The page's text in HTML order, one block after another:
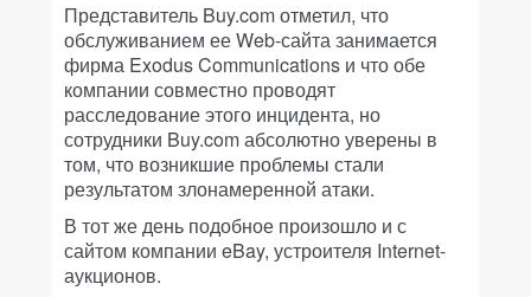
Представитель Buy.com отметил, что
обслуживанием ее Web-сайта занимается
фирма Exodus Communications и что обе
компании совместно проводят
расследование этого инцидента, но
сотрудники Buy.com абсолютно уверены в
том, что возникшие проблемы стали
результатом злонамеренной атаки.
В тот же день подобное произошло и с
сайтом компании eBay, устроителя Internet-
аукционов.